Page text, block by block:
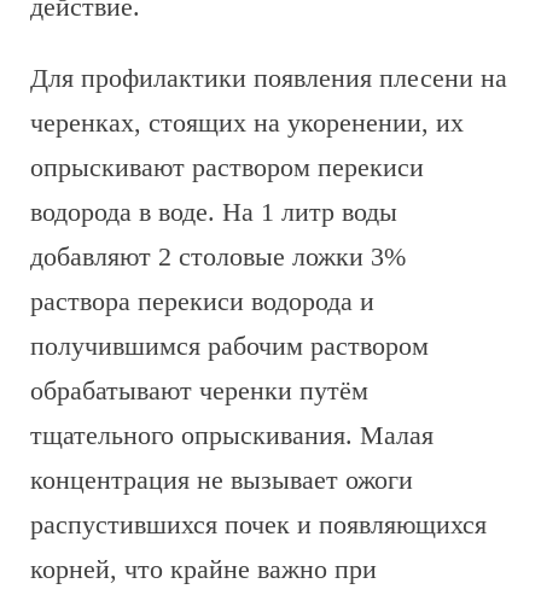
действие.
Для профилактики появления плесени на
черенках, стоящих на укоренении, их
опрыскивают раствором перекиси
водорода в воде. На 1 литр воды
добавляют 2 столовые ложки 3%
раствора перекиси водорода и
получившимся рабочим раствором
обрабатывают черенки путём
тщательного опрыскивания. Малая
концентрация не вызывает ожоги
распустившихся почек и появляющихся
корней, что крайне важно при